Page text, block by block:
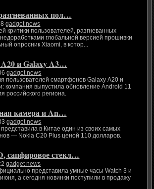
пол…
gadget news
критики пользователей, разгневанных
глобальной версией прошивки
опросник Xiaomi, в котор...
A20 и Galaxy A3…
gadget news
пользователей смартфонов Galaxy A20 и
компания выпустила обновление Android 11
российского региона.
камера и An…
gadget news
в Китае один из своих самых
— Nokia C20 Plus ценой 110 долларов.
сапфировое стекл…
gadget news
представила умные часы Watch 3 и
а сегодня новинки поступили в продажу